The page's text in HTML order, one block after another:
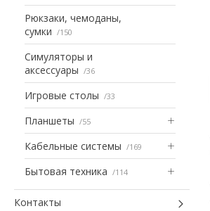
Рюкзаки, чемоданы,
сумки
150
Симуляторы и
аксессуары
36
Игровые столы 33
Планшеты 55
Кабельные системы 169
Бытовая техника 114
Контакты